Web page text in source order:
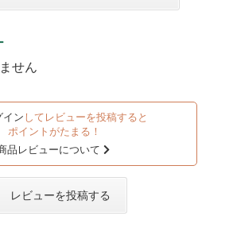
せん
イン してレビューを投稿すると
ポイントがたまる！
品レビューについて
レビューを投稿する